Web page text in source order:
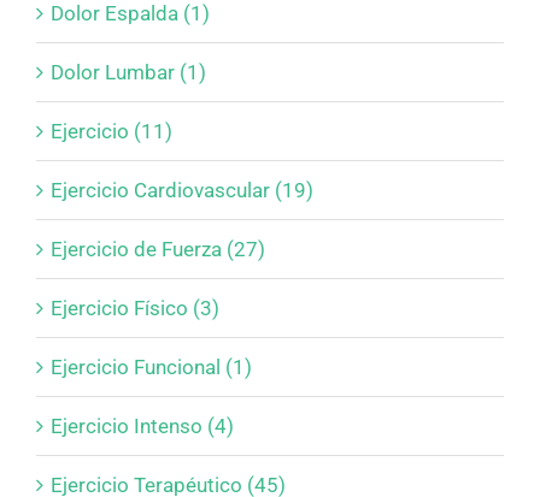
Dolor Espalda (1)
Dolor Lumbar (1)
Ejercicio (11)
Ejercicio Cardiovascular (19)
Ejercicio de Fuerza (27)
Ejercicio Físico (3)
Ejercicio Funcional (1)
Ejercicio Intenso (4)
Ejercicio Terapéutico (45)